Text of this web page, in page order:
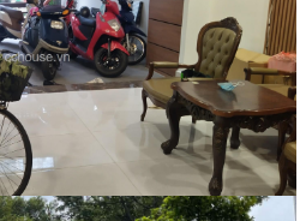
10, Hẻm 8m Nguyễn
, nhà mới 6 Tầng , thang